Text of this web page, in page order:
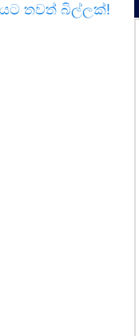
තවත් බිල්ලක්!